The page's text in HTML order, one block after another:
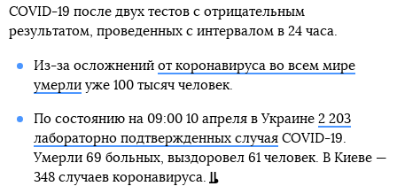
COVID-19 после двух тестов с отрицательным
результатом, проведенных с интервалом в 24 часа.
Из-за осложнений от коронавируса во всем мире
умерлиуже 100 тысяч человек.
По состоянию на 09:00 10 апреля в Украине 2 203
лабораторно подтвержденных случаяCOVID-19.
Умерли 69 больных, выздоровел 61 человек. В Киеве —
348 случаев коронавируса.